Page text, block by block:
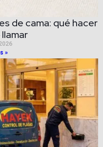
de cama: qué hacer
»